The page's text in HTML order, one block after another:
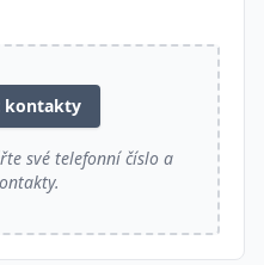
kontakty
své telefonní číslo a